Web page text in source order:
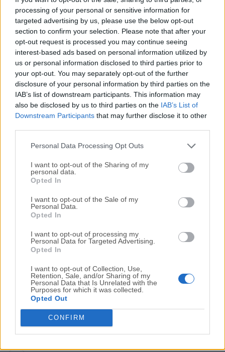
processing of your personal or sensitive information for
targeted advertising by us, please use the below opt-out
section to confirm your selection. Please note that after your
opt-out request is processed you may continue seeing
interest-based ads based on personal information utilized by
us or personal information disclosed to third parties prior to
your opt-out. You may separately opt-out of the further
disclosure of your personal information by third parties on the
IAB’s list of downstream participants. This information may
also be disclosed by us to third parties on the IAB’s List of
Downstream Participants that may further disclose it to other
Personal Data Processing Opt Outs
I want to opt-out of the Sharing of my
personal data.
Opted In
I want to opt-out of the Sale of my
Personal Data.
Opted In
I want to opt-out of processing my
Personal Data for Targeted Advertising.
Opted In
I want to opt-out of Collection, Use,
Retention, Sale, and/or Sharing of my
Personal Data that Is Unrelated with the
Purposes for which it was collected.
Opted Out
CONFIRM
combinación de gestión centralizada de la biblioteca,
transmisión de contenido en línea y funcionalidad de
transcodificación proporciona flexibilidad y facilidad de
uso.Plex Media Server para macOS se ejecuta en su Mac,
PC o dispositivo NAS compatible y sirve su contenido
multimedia a todos sus clientes Plex, incluidos dispositivos
móviles y Smart TV compatibles con Plex.Características y
Puntos DestacadosHaga que su contenido multimedia sea
hermosoPlex le ofrece una interfaz sencilla para organizar
todo su contenido multimedia: su colección de películas y
TV, su biblioteca de música y todas sus fotos y videos
caseros. Plex ...
Alternativas y Software Similar